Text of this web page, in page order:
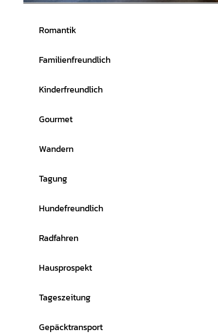
Romantik
Familienfreundlich
Kinderfreundlich
Gourmet
Wandern
Tagung
Hundefreundlich
Radfahren
Hausprospekt
Tageszeitung
Gepäcktransport